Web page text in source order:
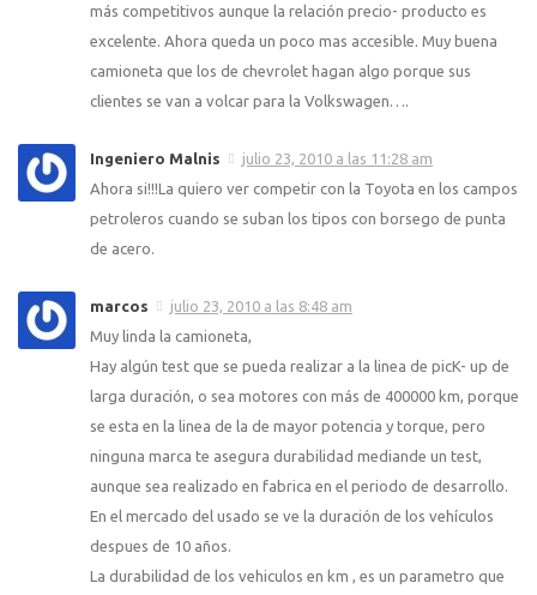
más competitivos aunque la relación precio- producto es
excelente. Ahora queda un poco mas accesible. Muy buena
camioneta que los de chevrolet hagan algo porque sus
clientes se van a volcar para la Volkswagen….
Ingeniero Malnis
julio 23, 2010 a las 11:28 am
Ahora si!!!La quiero ver competir con la Toyota en los campos
petroleros cuando se suban los tipos con borsego de punta
de acero.
marcos
julio 23, 2010 a las 8:48 am
Muy linda la camioneta,
Hay algún test que se pueda realizar a la linea de picK- up de
larga duración, o sea motores con más de 400000 km, porque
se esta en la linea de la de mayor potencia y torque, pero
ninguna marca te asegura durabilidad mediande un test,
aunque sea realizado en fabrica en el periodo de desarrollo.
En el mercado del usado se ve la duración de los vehículos
despues de 10 años.
La durabilidad de los vehiculos en km , es un parametro que